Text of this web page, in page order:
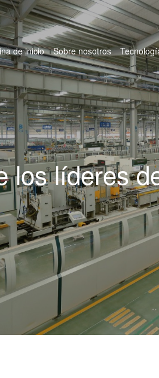
de inicio Sobre nosotros
los líderes